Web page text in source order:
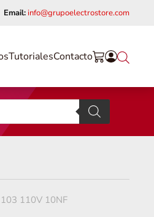
Email:info@grupoelectrostore.com
TutorialesContacto
110V 10NF